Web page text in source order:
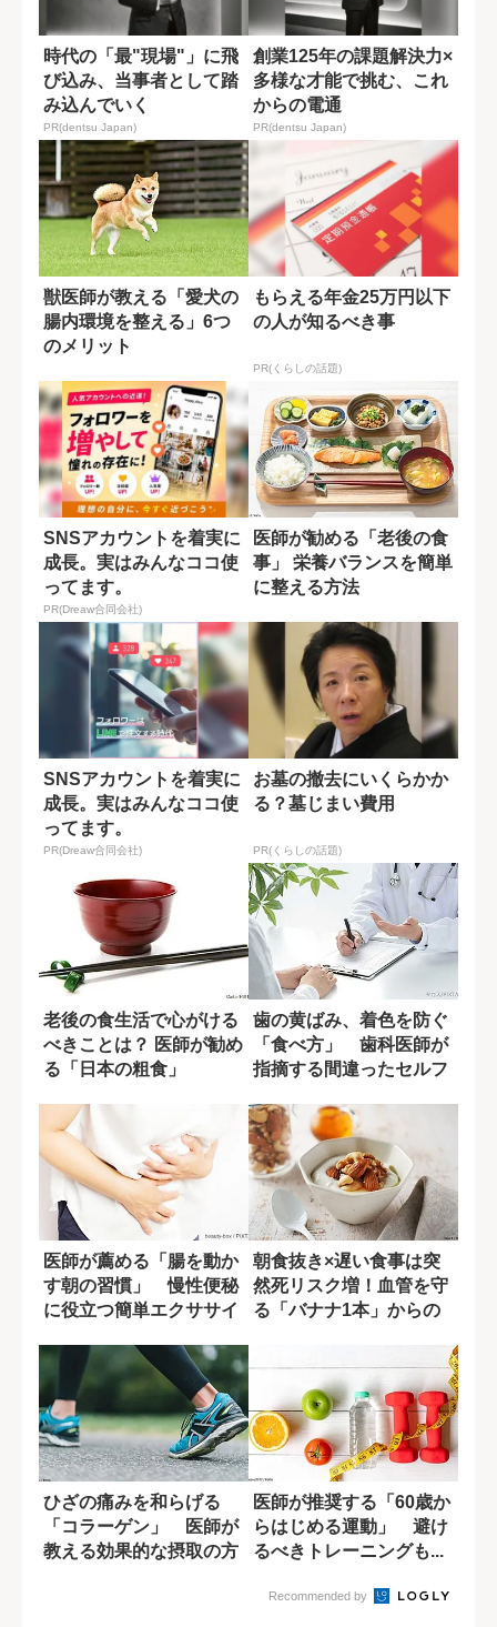
時代の「最"現場"」に飛
び込み、当事者として踏
み込んでいく
PR(dentsu Japan)
創業125年の課題解決力×
多様な才能で挑む、これ
からの電通
PR(dentsu Japan)
獣医師が教える「愛犬の
腸内環境を整える」6つ
のメリット
もらえる年金25万円以下
の人が知るべき事
PR(くらしの話題)
SNSアカウントを着実に
成長。実はみんなココ使
ってます。
PR(Dreaw合同会社)
医師が勧める「老後の食
事」 栄養バランスを簡単
に整える方法
SNSアカウントを着実に
成長。実はみんなココ使
ってます。
PR(Dreaw合同会社)
お墓の撤去にいくらかか
る？墓じまい費用
PR(くらしの話題)
老後の食生活で心がける
べきことは？ 医師が勧め
る「日本の粗食」
歯の黄ばみ、着色を防ぐ
「食べ方」 歯科医師が
指摘する間違ったセルフ
医師が薦める「腸を動か
す朝の習慣」 慢性便秘
に役立つ簡単エクササイ
朝食抜き×遅い食事は突
然死リスク増！血管を守
る「バナナ1本」からの
ひざの痛みを和らげる
「コラーゲン」 医師が
教える効果的な摂取の方
医師が推奨する「60歳か
らはじめる運動」 避け
るべきトレーニングも...
Recommended by